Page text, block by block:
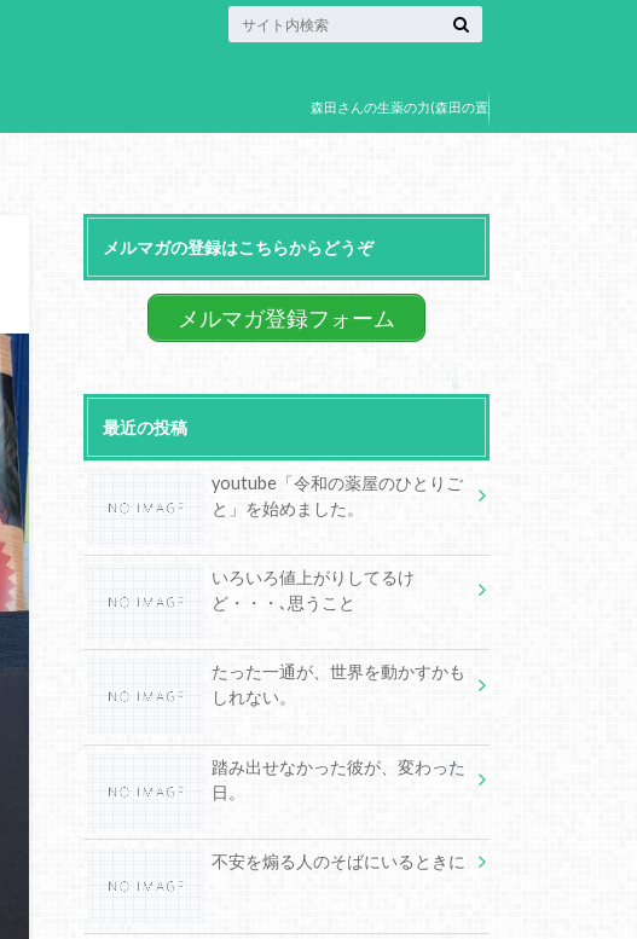
森田さんの生薬の力(森田の置
メルマガの登録はこちらからどうぞ
メルマガ登録フォーム
最近の投稿
youtube「令和の薬屋のひとりご
と」を始めました。
いろいろ値上がりしてるけ
ど・・・､思うこと
たった一通が、世界を動かすかも
しれない。
踏み出せなかった彼が、変わった
日。
不安を煽る人のそばにいるときに